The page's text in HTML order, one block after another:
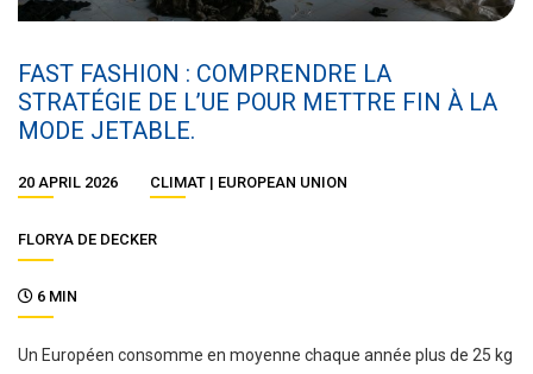
FAST FASHION : COMPRENDRE LA
STRATÉGIE DE L’UE POUR METTRE FIN À LA
MODE JETABLE.
20 APRIL 2026 CLIMAT EUROPEAN UNION
FLORYA DE DECKER
6 MIN
Un Européen consomme en moyenne chaque année plus de 25 kg